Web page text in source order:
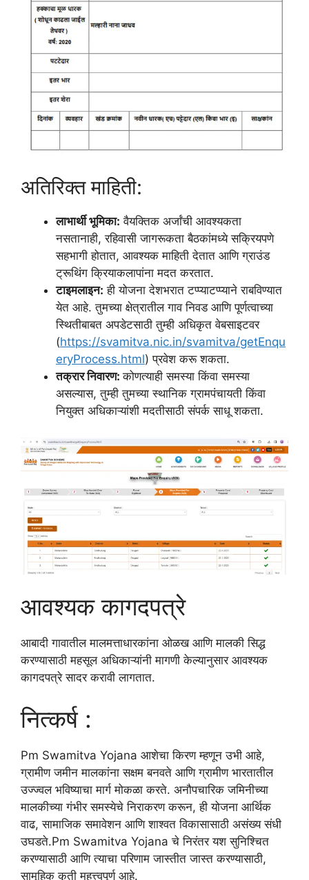
अतिरिक्त माहिती:
लाभार्थी भूमिका: वैयक्तिक अर्जांची आवश्यकता
नसतानाही, रहिवासी जागरूकता बैठकांमध्ये सक्रियपणे
सहभागी होतात, आवश्यक माहिती देतात आणि ग्राउंड
ट्रूथिंग क्रियाकलापांना मदत करतात.
टाइमलाइन: ही योजना देशभरात टप्प्याटप्प्याने राबविण्यात
येत आहे. तुमच्या क्षेत्रातील गाव निवड आणि पूर्णत्वाच्या
स्थितीबाबत अपडेटसाठी तुम्ही अधिकृत वेबसाइटवर
(https://svamitva.nic.in/svamitva/getEnqu
eryProcess.html) प्रवेश करू शकता.
तक्रार निवारण:कोणत्याही समस्या किंवा समस्या
असल्यास, तुम्ही तुमच्या स्थानिक ग्रामपंचायती किंवा
नियुक्त अधिकाऱ्यांशी मदतीसाठी संपर्क साधू शकता.
आवश्यक कागदपत्रे
आबादी गावातील मालमत्ताधारकांना ओळख आणि मालकी सिद्ध
करण्यासाठी महसूल अधिकाऱ्यांनी मागणी केल्यानुसार आवश्यक
कागदपत्रे सादर करावी लागतात.
नित्कर्ष :
Pm Swamitva Yojana आशेचा किरण म्हणून उभी आहे,
ग्रामीण जमीन मालकांना सक्षम बनवते आणि ग्रामीण भारतातील
उज्ज्वल भविष्याचा मार्ग मोकळा करते. अनौपचारिक जमिनीच्या
मालकीच्या गंभीर समस्येचे निराकरण करून, ही योजना आर्थिक
वाढ, सामाजिक समावेशन आणि शाश्वत विकासासाठी असंख्य संधी
उघडते.Pm Swamitva Yojana चे निरंतर यश सुनिश्चित
करण्यासाठी आणि त्याचा परिणाम जास्तीत जास्त करण्यासाठी,
सामूहिक कृती महत्त्वपूर्ण आहे.